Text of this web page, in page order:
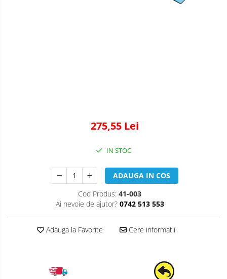
275,55 Lei
IN STOC
ADAUGA IN COS
Cod Produs: 41-003
Ai nevoie de ajutor? 0742 513 553
Adauga la Favorite Cere informatii